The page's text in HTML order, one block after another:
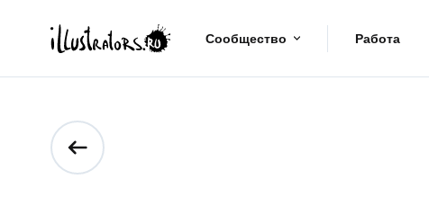
Сообщество Работа